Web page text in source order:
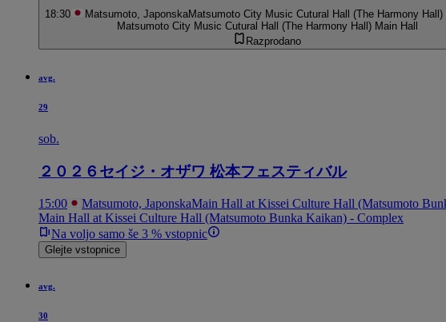
18:30 Matsumoto, JaponskaMatsumoto City Music Cutural Hall (The Harmony Hall)
Matsumoto City Music Cutural Hall (The Harmony Hall) Main Hall
Razprodano
avg.
29
sob.
２０２６セイジ・オザワ 松本フェスティバル
15:00 Matsumoto, JaponskaMain Hall at Kissei Culture Hall (Matsumoto
Main Hall at Kissei Culture Hall (Matsumoto Bunka Kaikan) - Complex
Na voljo samo še 3 % vstopnic
Glejte vstopnice
avg.
30